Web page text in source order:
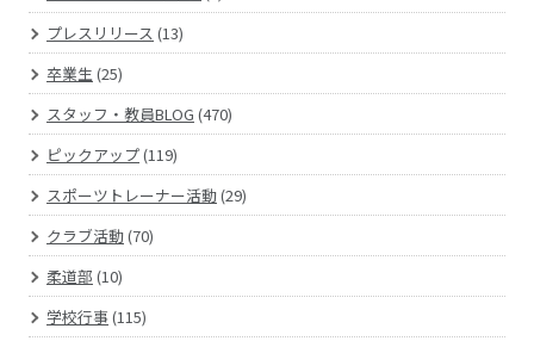
プレスリリース (13)
卒業生(25)
スタッフ・教員BLOG (470)
ピックアップ(119)
スポーツトレーナー活動(29)
クラブ活動(70)
柔道部 (10)
学校行事(115)